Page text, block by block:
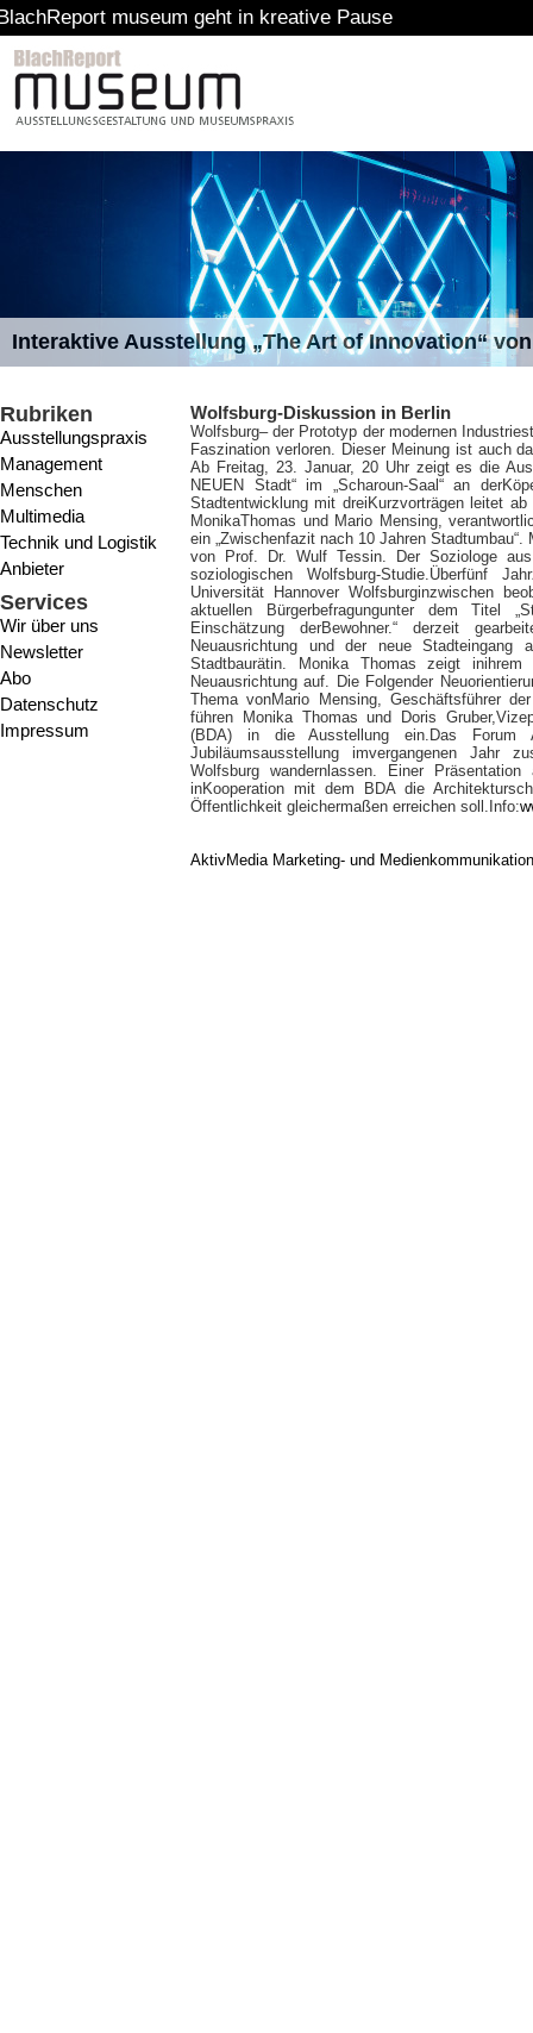
museum geht in kreative Pause
Interaktive Ausstellung „The Art of Innovation“
Rubriken
Ausstellungspraxis
Management
Menschen
Multimedia
Technik und Logistik
Anbieter
Services
Wir über uns
Newsletter
Abo
Datenschutz
Impressum
Wolfsburg-Diskussion in Berlin
Wolfsburg– der Prototyp der modernen
Faszination verloren. Dieser Meinung ist auch
Ab Freitag, 23. Januar, 20 Uhr zeigt es die
NEUEN Stadt“ im „Scharoun-Saal“ an
Stadtentwicklung mit dreiKurzvorträgen leitet
MonikaThomas und Mario Mensing,
ein „Zwischenfazit nach 10 Jahren
von Prof. Dr. Wulf Tessin. Der Soziologe
soziologischen Wolfsburg-Studie.Überfünf
Universität Hannover Wolfsburginzwischen
aktuellen Bürgerbefragungunter dem Titel
Einschätzung derBewohner.“ derzeit
Neuausrichtung und der neue Stadteingang
Stadtbaurätin. Monika Thomas zeigt
Neuausrichtung auf. Die Folgender
Thema vonMario Mensing, Geschäftsführer
führen Monika Thomas und Doris
(BDA) in die Ausstellung ein.Das Forum
Jubiläumsausstellung imvergangenen Jahr
Wolfsburg wandernlassen. Einer
inKooperation mit dem BDA die
Öffentlichkeit gleichermaßen erreichen soll.Info:
AktivMedia Marketing- und